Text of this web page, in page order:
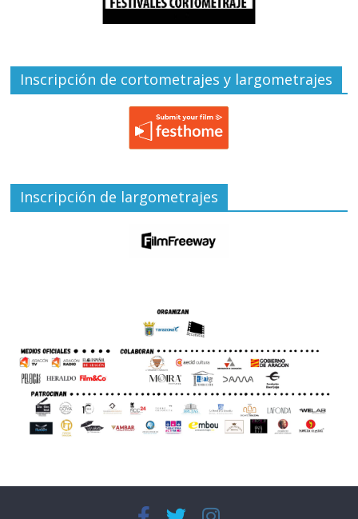
Inscripción de cortometrajes y largometrajes
Inscripción de largometrajes